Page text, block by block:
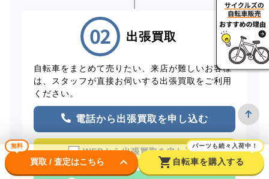
出張買取
自転車をまとめて売りたい、来店が難しいお客様
は、スタッフが直接お伺いする出張買取をご利用
ください。
電話から出張買取を申し込む
WEBから出張買取を申し込む
無料
買取 / 査定はこちら keyboard_arrow_down shopping_cart
パーツも続々入荷中！
自転車を購入する